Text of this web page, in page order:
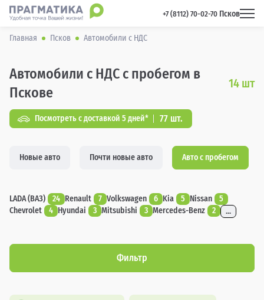
+7 (8112) 70-02-70 Псков
Главная Псков Автомобили с НДС
Автомобили с НДС с пробегом в
Пскове
14 шт
Посмотреть с доставкой 5 дней* 77 шт.
Новые авто Почти новые авто Авто с пробегом
LADA (ВАЗ) 24 Renault 7 Volkswagen 6 Kia 5 Nissan
5
Chevrolet
4 Hyundai 3 Mitsubishi 3 Mercedes-Benz 2 ...
Фильтр